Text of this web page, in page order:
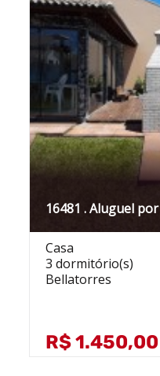
16481 . Aluguel
Casa
3 dormitório(s)
Bellatorres
R$ 1.450,00